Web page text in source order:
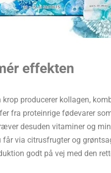
effekten
krop producerer kollagen,
fra proteinrige fødevarer
desuden vitaminer og
får via citrusfrugter og
godt på vej med den